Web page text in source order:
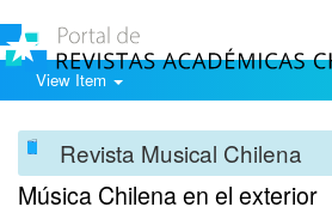
View Item
Revista Musical Chilena
Música Chilena en el exterior